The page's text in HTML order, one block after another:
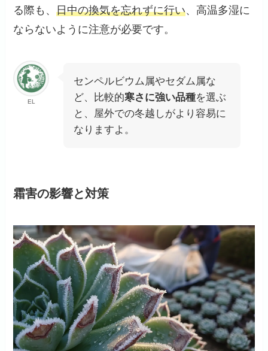
る際も、日中の換気を忘れずに行い、高温多湿に
ならないように注意が必要です。
EL
センペルビウム属やセダム属な
ど、比較的寒さに強い品種を選ぶ
と、屋外での冬越しがより容易に
なりますよ。
霜害の影響と対策